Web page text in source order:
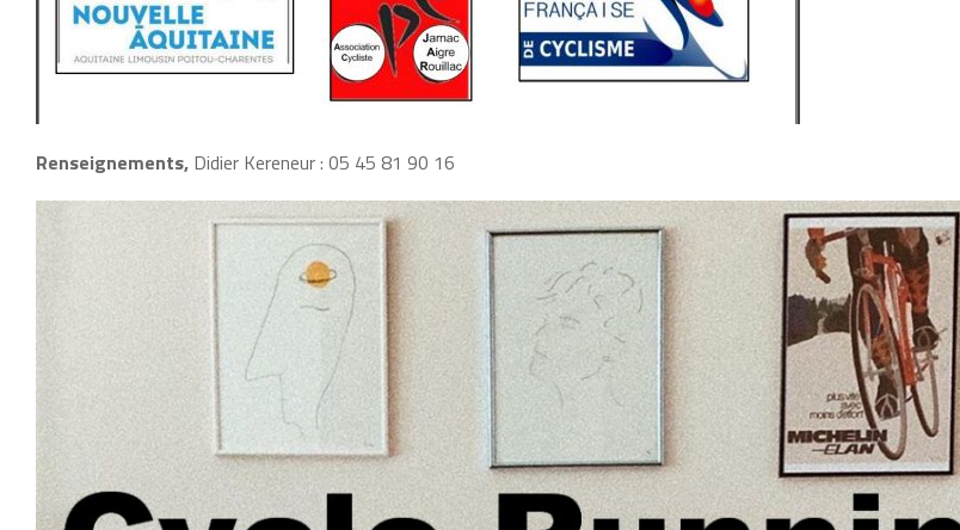
Renseignements, Didier Kereneur : 05 45 81 90 16